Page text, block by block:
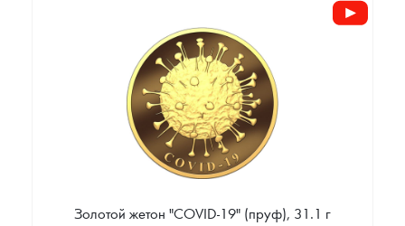
Цена выкупа
93 953 Руб.
Золотой жетон "COVID-19" (пруф), 31.1 г